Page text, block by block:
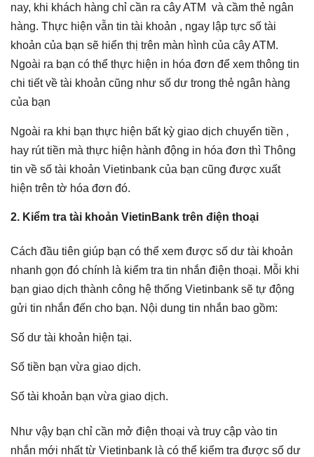
nay, khi khách hàng chỉ cần ra cây ATM và cầm thẻ ngân
hàng. Thực hiện vẫn tin tài khoản , ngay lập tực số tài
khoản của bạn sẽ hiển thị trên màn hình của cây ATM.
Ngoài ra bạn có thể thực hiện in hóa đơn để xem thông tin
chi tiết về tài khoản cũng như số dư trong thẻ ngân hàng
của bạn
Ngoài ra khi bạn thực hiện bất kỳ giao dịch chuyển tiền ,
hay rút tiền mà thực hiện hành động in hóa đơn thì Thông
tin về số tài khoản Vietinbank của bạn cũng được xuất
hiện trên tờ hóa đơn đó.
2. Kiểm tra tài khoản VietinBank trên điện thoại
Cách đầu tiên giúp bạn có thể xem được số dư tài khoản
nhanh gọn đó chính là kiểm tra tin nhắn điện thoại. Mỗi khi
bạn giao dịch thành công hệ thống Vietinbank sẽ tự động
gửi tin nhắn đến cho bạn. Nội dung tin nhắn bao gồm:
Số dư tài khoản hiện tại.
Số tiền bạn vừa giao dịch.
Số tài khoản bạn vừa giao dịch.
Như vậy bạn chỉ cần mở điện thoại và truy cập vào tin
nhắn mới nhất từ Vietinbank là có thể kiểm tra được số dư